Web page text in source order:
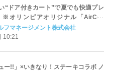
“ドア付きカート”で夏でも快適プレ
リンピアオリジナル「AirCon
ート）」導入 | ＰＧＭ
フマネージメント株式会社
10:21
ー!!」×いきなり！ステーキコラボ ノ